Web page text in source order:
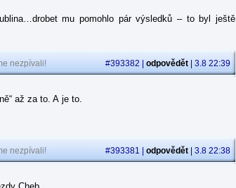
mu pomohlo pár výsledků – to byl ještě
nezpívali! #393382 | odpovědět | 3.8 22:39
až za to. A je to.
nezpívali! #393381 | odpovědět | 3.8 22:38